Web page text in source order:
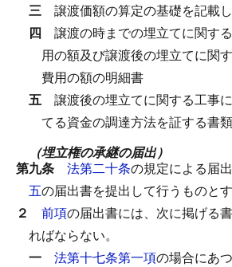
三 譲渡価額の算定の基礎を記載
四 譲渡の時までの埋立てに関す
用の額及び譲渡後の埋立てに関
費用の額の明細書
五 譲渡後の埋立てに関する工事
てる資金の調達方法を証する書類
（埋立権の承継の届出）
第九条 法第二十条の規定による届出
五の届出書を提出して行うものとす
２ 前項の届出書には、次に掲げる
ればならない。
一 法第十七条第一項の場合にあ